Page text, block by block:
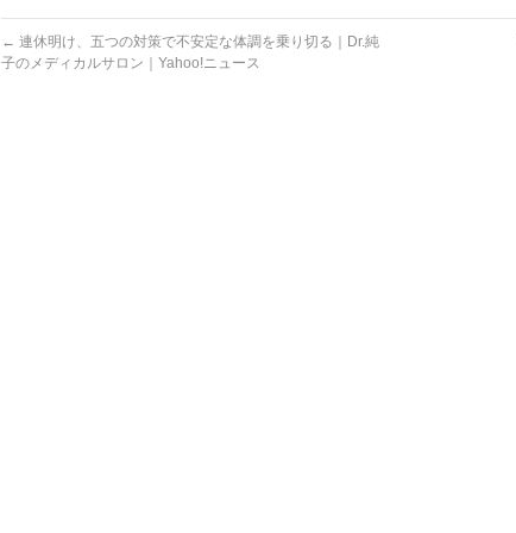
← 連休明け、五つの対策で不安定な体調を乗り切る｜Dr.純
子のメディカルサロン｜Yahoo!ニュース